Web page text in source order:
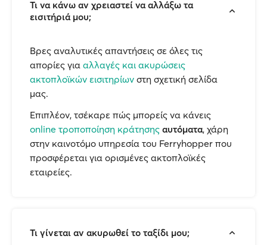
Τι να κάνω αν χρειαστεί να αλλάξω τα
εισιτήριά μου;
Βρες αναλυτικές απαντήσεις σε όλες τις
απορίες για αλλαγές και ακυρώσεις
ακτοπλοϊκών εισιτηρίων στη σχετική σελίδα
μας.
Επιπλέον, τσέκαρε πώς μπορείς να κάνεις
online τροποποίηση κράτησης αυτόματα, χάρη
στην καινοτόμο υπηρεσία του Ferryhopper που
προσφέρεται για ορισμένες ακτοπλοϊκές
εταιρείες.
Τι γίνεται αν ακυρωθεί το ταξίδι μου;